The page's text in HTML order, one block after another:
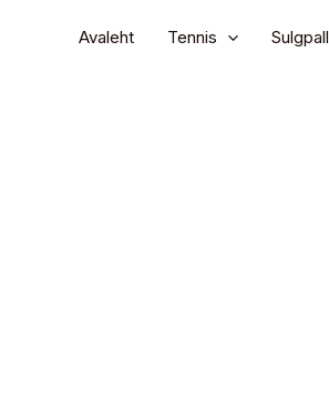
Avaleht Tennis Sulgpall